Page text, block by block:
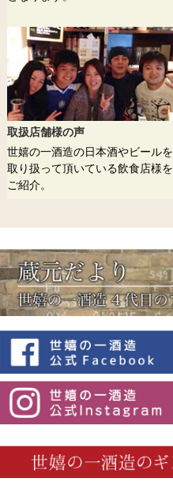
取扱店舗様の声
世嬉の一酒造の日本酒やビールを
取り扱って頂いている飲食店様を
ご紹介。